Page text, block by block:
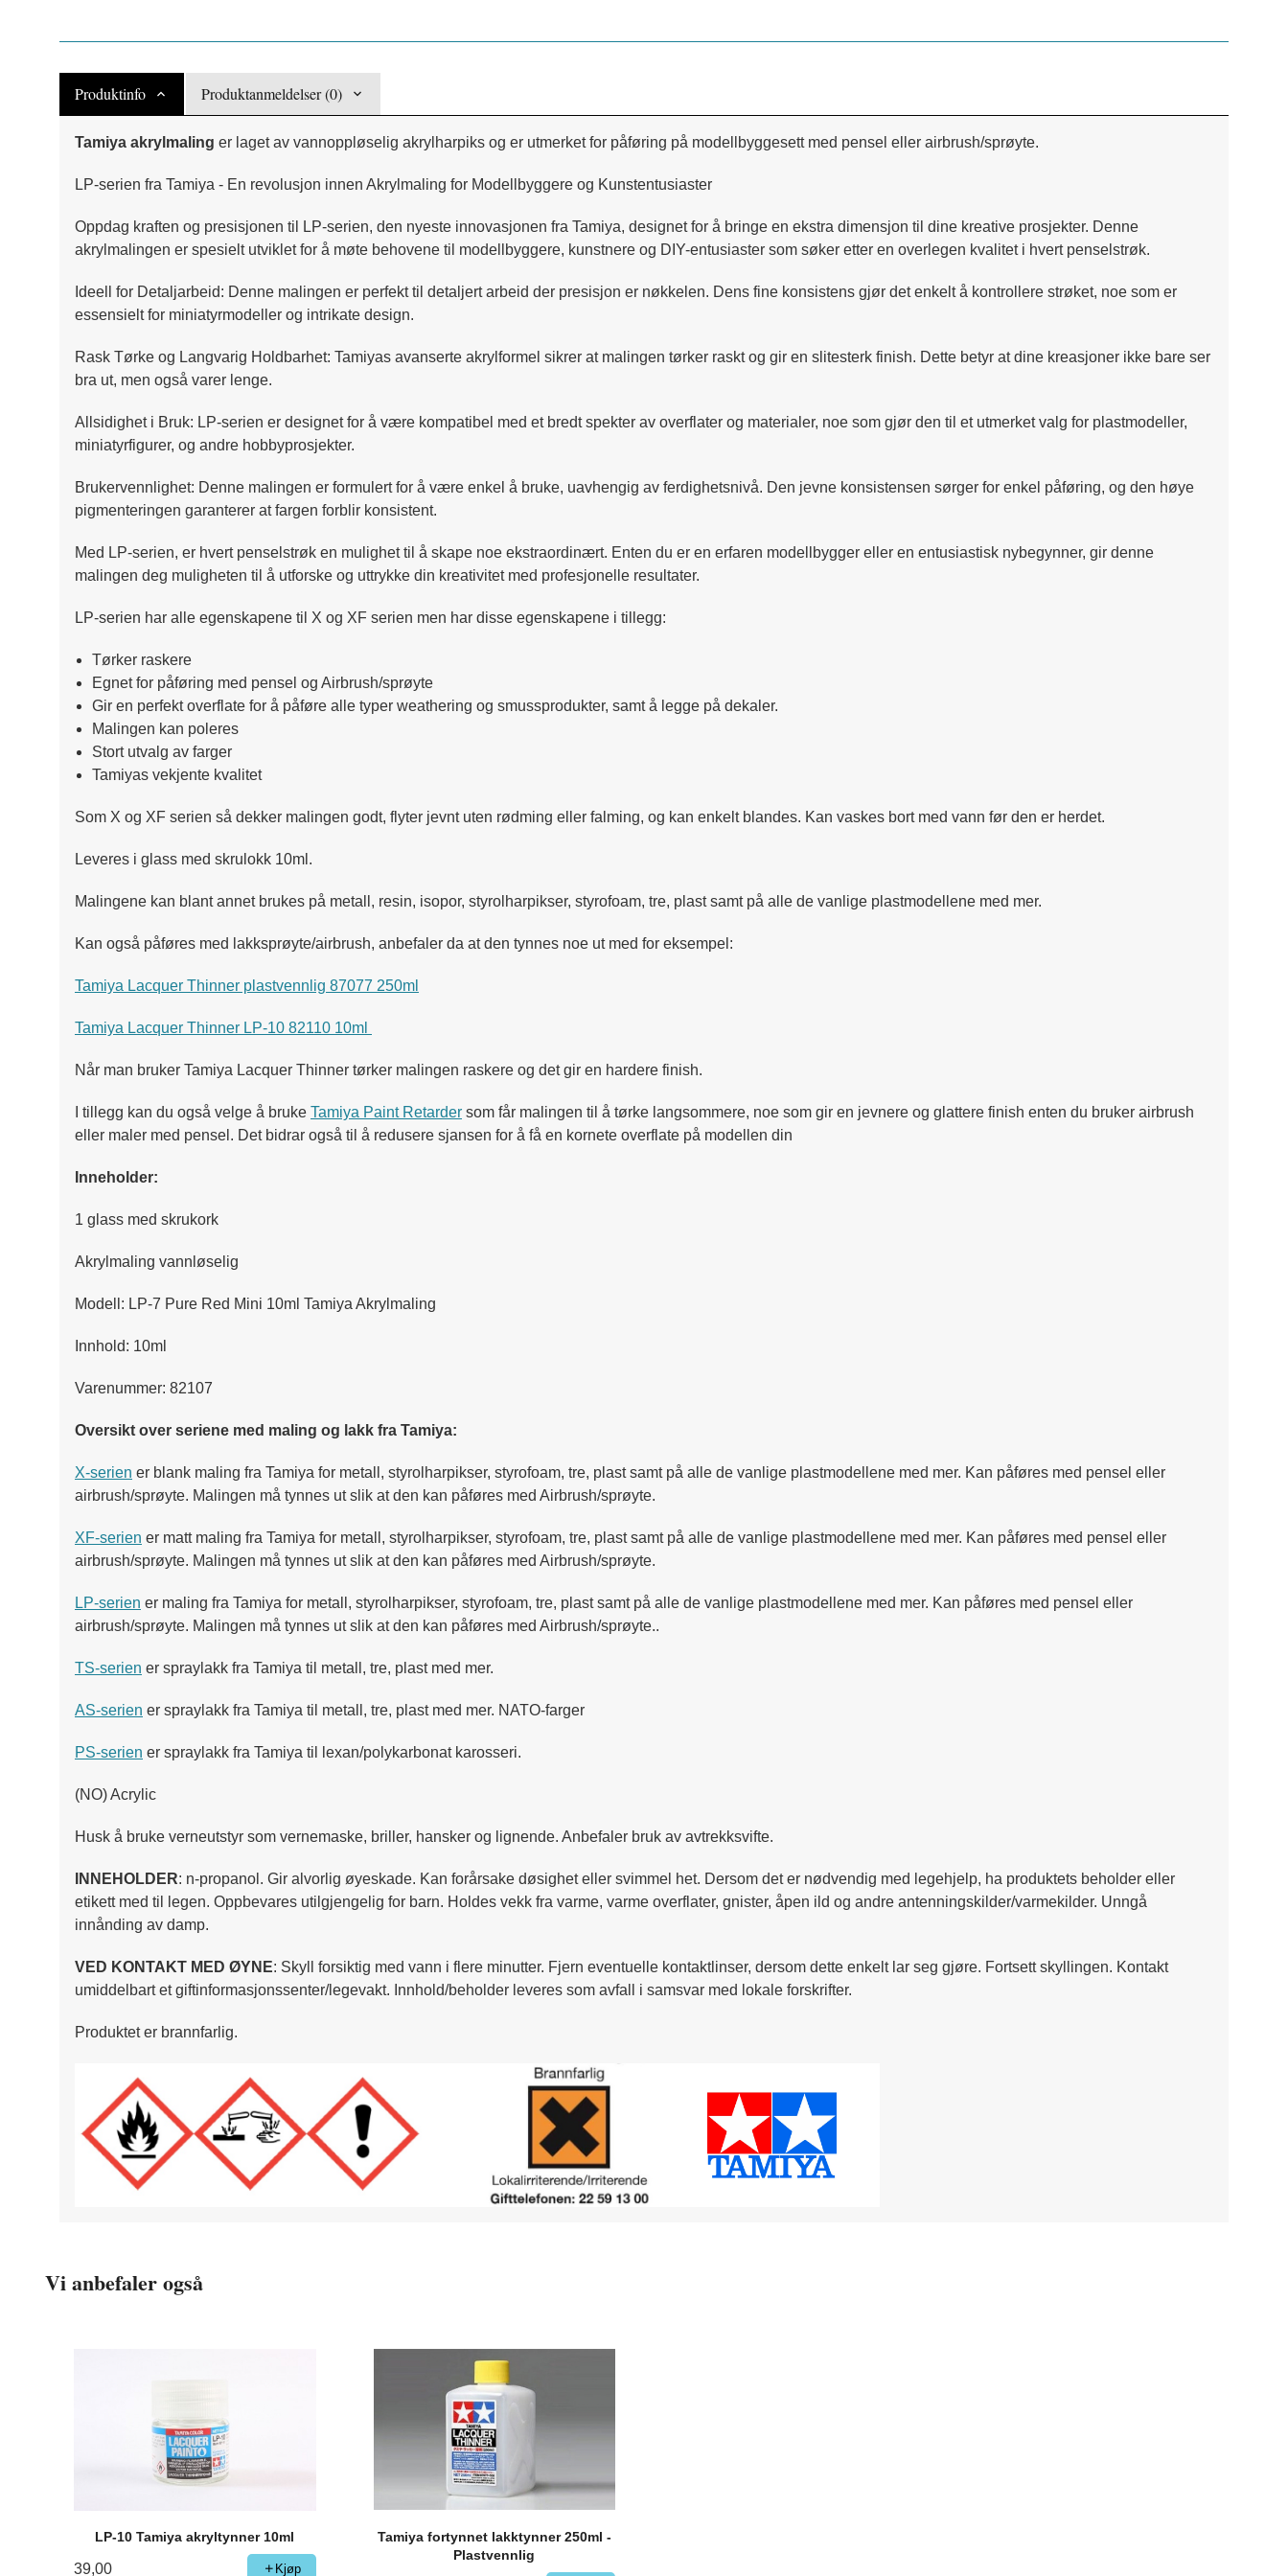
Produktinfo Produktanmeldelser (0)
Tamiya akrylmaling er laget av vannoppløselig akrylharpiks og er utmerket for påføring på modellbyggesett med pensel eller airbrush/sprøyte.
LP-serien fra Tamiya - En revolusjon innen Akrylmaling for Modellbyggere og Kunstentusiaster
Oppdag kraften og presisjonen til LP-serien, den nyeste innovasjonen fra Tamiya, designet for å bringe en ekstra dimensjon til dine kreative prosjekter. Denne
akrylmalingen er spesielt utviklet for å møte behovene til modellbyggere, kunstnere og DIY-entusiaster som søker etter en overlegen kvalitet i hvert penselstrøk.
Ideell for Detaljarbeid: Denne malingen er perfekt til detaljert arbeid der presisjon er nøkkelen. Dens fine konsistens gjør det enkelt å kontrollere strøket, noe som er
essensielt for miniatyrmodeller og intrikate design.
Rask Tørke og Langvarig Holdbarhet: Tamiyas avanserte akrylformel sikrer at malingen tørker raskt og gir en slitesterk finish. Dette betyr at dine kreasjoner ikke bare ser
bra ut, men også varer lenge.
Allsidighet i Bruk: LP-serien er designet for å være kompatibel med et bredt spekter av overflater og materialer, noe som gjør den til et utmerket valg for plastmodeller,
miniatyrfigurer, og andre hobbyprosjekter.
Brukervennlighet: Denne malingen er formulert for å være enkel å bruke, uavhengig av ferdighetsnivå. Den jevne konsistensen sørger for enkel påføring, og den høye
pigmenteringen garanterer at fargen forblir konsistent.
Med LP-serien, er hvert penselstrøk en mulighet til å skape noe ekstraordinært. Enten du er en erfaren modellbygger eller en entusiastisk nybegynner, gir denne
malingen deg muligheten til å utforske og uttrykke din kreativitet med profesjonelle resultater.
LP-serien har alle egenskapene til X og XF serien men har disse egenskapene i tillegg:
Tørker raskere
Egnet for påføring med pensel og Airbrush/sprøyte
Gir en perfekt overflate for å påføre alle typer weathering og smussprodukter, samt å legge på dekaler.
Malingen kan poleres
Stort utvalg av farger
Tamiyas vekjente kvalitet
Som X og XF serien så dekker malingen godt, flyter jevnt uten rødming eller falming, og kan enkelt blandes. Kan vaskes bort med vann før den er herdet.
Leveres i glass med skrulokk 10ml.
Malingene kan blant annet brukes på metall, resin, isopor, styrolharpikser, styrofoam, tre, plast samt på alle de vanlige plastmodellene med mer.
Kan også påføres med lakksprøyte/airbrush, anbefaler da at den tynnes noe ut med for eksempel:
Tamiya Lacquer Thinner plastvennlig 87077 250ml
Tamiya Lacquer Thinner LP-10 82110 10ml
Når man bruker Tamiya Lacquer Thinner tørker malingen raskere og det gir en hardere finish.
I tillegg kan du også velge å bruke Tamiya Paint Retarder som får malingen til å tørke langsommere, noe som gir en jevnere og glattere finish enten du bruker airbrush
eller maler med pensel. Det bidrar også til å redusere sjansen for å få en kornete overflate på modellen din
Inneholder:
1 glass med skrukork
Akrylmaling vannløselig
Modell: LP-7 Pure Red Mini 10ml Tamiya Akrylmaling
Innhold: 10ml
Varenummer: 82107
Oversikt over seriene med maling og lakk fra Tamiya:
X-serien er blank maling fra Tamiya for metall, styrolharpikser, styrofoam, tre, plast samt på alle de vanlige plastmodellene med mer. Kan påføres med pensel eller
airbrush/sprøyte. Malingen må tynnes ut slik at den kan påføres med Airbrush/sprøyte.
XF-serien er matt maling fra Tamiya for metall, styrolharpikser, styrofoam, tre, plast samt på alle de vanlige plastmodellene med mer. Kan påføres med pensel eller
airbrush/sprøyte. Malingen må tynnes ut slik at den kan påføres med Airbrush/sprøyte.
LP-serien er maling fra Tamiya for metall, styrolharpikser, styrofoam, tre, plast samt på alle de vanlige plastmodellene med mer. Kan påføres med pensel eller
airbrush/sprøyte. Malingen må tynnes ut slik at den kan påføres med Airbrush/sprøyte..
TS-serien er spraylakk fra Tamiya til metall, tre, plast med mer.
AS-serien er spraylakk fra Tamiya til metall, tre, plast med mer. NATO-farger
PS-serien er spraylakk fra Tamiya til lexan/polykarbonat karosseri.
(NO) Acrylic
Husk å bruke verneutstyr som vernemaske, briller, hansker og lignende. Anbefaler bruk av avtrekksvifte.
INNEHOLDER: n-propanol. Gir alvorlig øyeskade. Kan forårsake døsighet eller svimmel het. Dersom det er nødvendig med legehjelp, ha produktets beholder eller
etikett med til legen. Oppbevares utilgjengelig for barn. Holdes vekk fra varme, varme overflater, gnister, åpen ild og andre antenningskilder/varmekilder. Unngå
innånding av damp.
VED KONTAKT MED ØYNE: Skyll forsiktig med vann i flere minutter. Fjern eventuelle kontaktlinser, dersom dette enkelt lar seg gjøre. Fortsett skyllingen. Kontakt
umiddelbart et giftinformasjonssenter/legevakt. Innhold/beholder leveres som avfall i samsvar med lokale forskrifter.
Produktet er brannfarlig.
Vi anbefaler også
LP-10 Tamiya akryltynner 10ml
39,00 Kjøp
Tamiya fortynnet lakktynner 250ml -
Plastvennlig